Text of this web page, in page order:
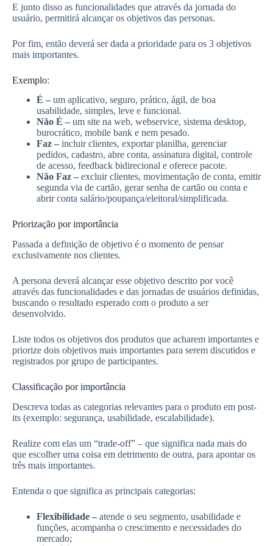
E junto disso as funcionalidades que através da jornada do
usuário, permitirá alcançar os objetivos das personas.
Por fim, então deverá ser dada a prioridade para os 3 objetivos
mais importantes.
Exemplo:
É – um aplicativo, seguro, prático, ágil, de boa
usabilidade, simples, leve e funcional.
Não É – um site na web, webservice, sistema desktop,
burocrático, mobile bank e nem pesado.
Faz – incluir clientes, exportar planilha, gerenciar
pedidos, cadastro, abre conta, assinatura digital, controle
de acesso, feedback bidirecional e oferece pacote.
Não Faz – excluir clientes, movimentação de conta, emitir
segunda via de cartão, gerar senha de cartão ou conta e
abrir conta salário/poupança/eleitoral/simplificada.
Priorização por importância
Passada a definição de objetivo é o momento de pensar
exclusivamente nos clientes.
A persona deverá alcançar esse objetivo descrito por você
através das funcionalidades e das jornadas de usuários definidas,
buscando o resultado esperado com o produto a ser
desenvolvido.
Liste todos os objetivos dos produtos que acharem importantes e
priorize dois objetivos mais importantes para serem discutidos e
registrados por grupo de participantes.
Classificação por importância
Descreva todas as categorias relevantes para o produto em post-
its (exemplo: segurança, usabilidade, escalabilidade).
Realize com elas um “trade-off” – que significa nada mais do
que escolher uma coisa em detrimento de outra, para apontar os
três mais importantes.
Entenda o que significa as principais categorias:
Flexibilidade – atende o seu segmento, usabilidade e
funções, acompanha o crescimento e necessidades do
mercado;